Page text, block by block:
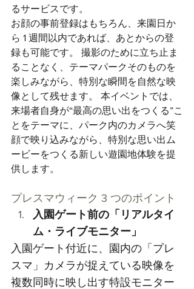
るサービスです。
お顔の事前登録はもちろん、来園日か
ら 1 週間以内であれば、あとからの登
録も可能です。 撮影のために立ち止ま
ることなく、テーマパークそのものを
楽しみながら、特別な瞬間を自然な映
像として残せます。 本イベントでは、
来場者自身が“最高の思い出をつくる”こ
とをテーマに、パーク内のカメラへ笑
顔で映り込みながら、特別な思い出ム
ービーをつくる新しい遊園地体験を提
供します。
プレスマウィーク 3 つのポイント
入園ゲート前の 「リアルタイ
ム・ライブモニター」
入園ゲート付近に、園内の「プレ
スマ」カメラが捉えている映像を
複数同時に映し出す特設モニター